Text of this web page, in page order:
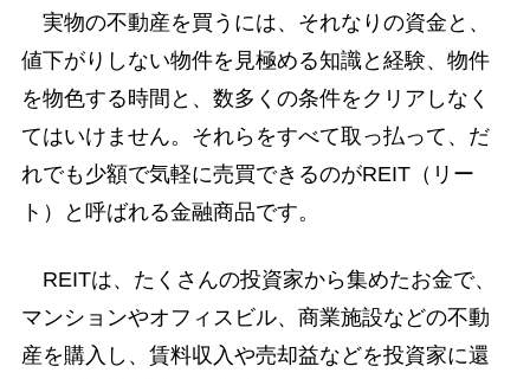
実物の不動産を買うには、それなりの資金と、
値下がりしない物件を見極める知識と経験、物件
を物色する時間と、数多くの条件をクリアしなく
てはいけません。それらをすべて取っ払って、だ
れでも少額で気軽に売買できるのがREIT（リー
ト）と呼ばれる金融商品です。
REITは、たくさんの投資家から集めたお金で、
マンションやオフィスビル、商業施設などの不動
産を購入し、賃料収入や売却益などを投資家に還